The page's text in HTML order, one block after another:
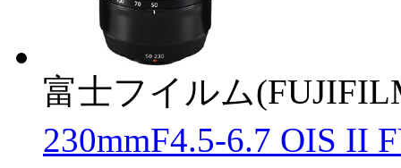
富士フイルム
230mmF4.5-6.7 OIS II